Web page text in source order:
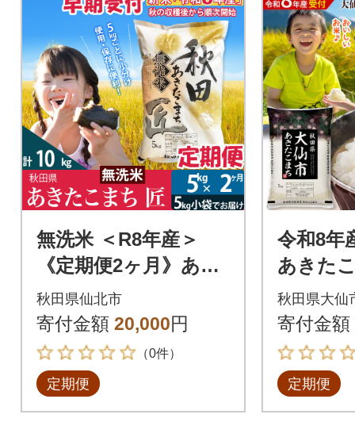
無洗米 ＜R8年産＞
《定期便2ヶ月》あき
たこまち 5kg 匠|02_s
nk-030302
秋田県仙北市
寄付金額 20,000円
（0件）
定期便
令和8年
あきた
米】 あ
秋田県大仙
寄付金額
定期便